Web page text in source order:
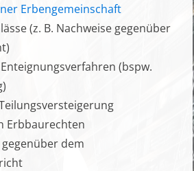
Erbengemeinschaft
(z. B. Nachweise gegenüber
(bspw.
Erbbaurechten
dem